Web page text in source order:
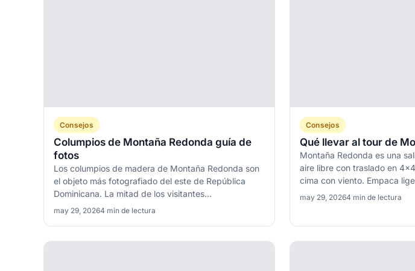
Consejos
Columpios de Montaña Redonda guía de
fotos
Los columpios de madera de Montaña Redonda son
el objeto más fotografiado del este de República
Dominicana. La mitad de los visitantes...
may 29, 20264 min de lectura
Consejos
Qué llevar al tour de
Montaña Redonda es una
aire libre con traslado en
cima con viento. Empaca
may 29, 20264 min de lectura